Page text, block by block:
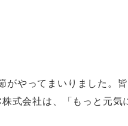
がやってまいりました。
式会社は、「もっと元気